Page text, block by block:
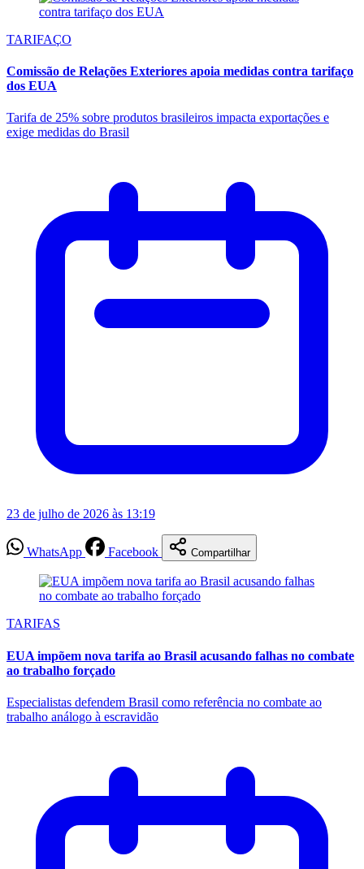
TARIFAÇO
Comissão de Relações Exteriores apoia medidas contra tarifaço
dos EUA
Tarifa de 25% sobre produtos brasileiros impacta exportações e
exige medidas do Brasil
23 de julho de 2026 às 13:19
WhatsApp Facebook Compartilhar
TARIFAS
EUA impõem nova tarifa ao Brasil acusando falhas no combate
ao trabalho forçado
Especialistas defendem Brasil como referência no combate ao
trabalho análogo à escravidão